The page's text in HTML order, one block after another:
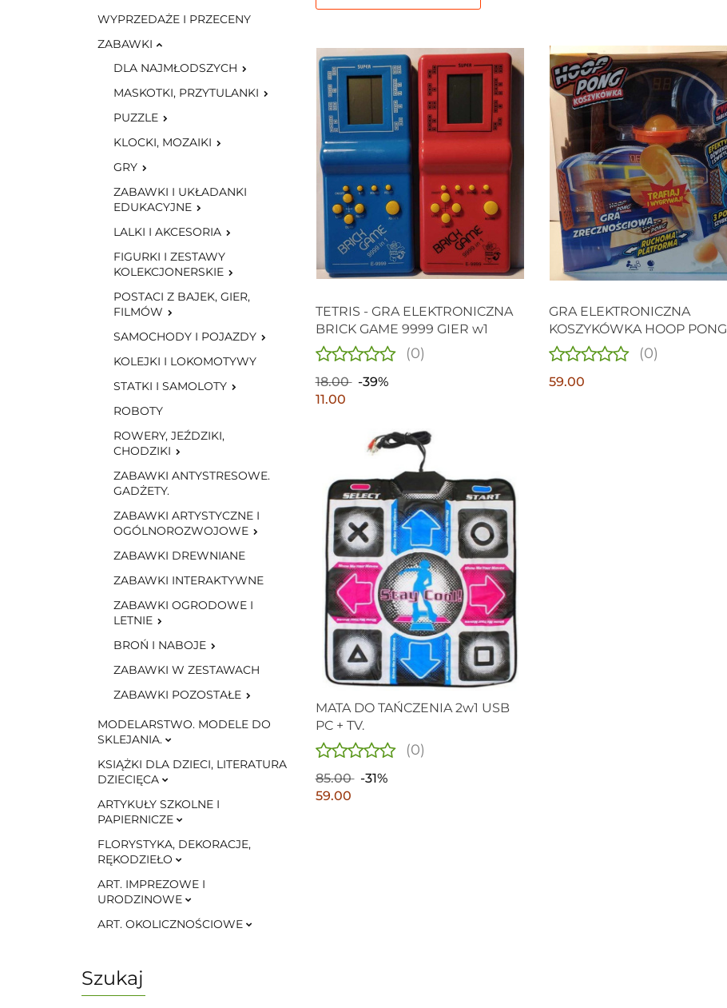
WYPRZEDAŻE I PRZECENY
ZABAWKI
DLA NAJMŁODSZYCH
MASKOTKI, PRZYTULANKI
PUZZLE
KLOCKI, MOZAIKI
GRY
ZABAWKI I UKŁADANKI
EDUKACYJNE
LALKI I AKCESORIA
FIGURKI I ZESTAWY
KOLEKCJONERSKIE
POSTACI Z BAJEK, GIER,
FILMÓW
SAMOCHODY I POJAZDY
KOLEJKI I LOKOMOTYWY
STATKI I SAMOLOTY
ROBOTY
ROWERY, JEŹDZIKI,
CHODZIKI
ZABAWKI ANTYSTRESOWE.
GADŻETY.
ZABAWKI ARTYSTYCZNE I
OGÓLNOROZWOJOWE
ZABAWKI DREWNIANE
ZABAWKI INTERAKTYWNE
ZABAWKI OGRODOWE I
LETNIE
BROŃ I NABOJE
ZABAWKI W ZESTAWACH
ZABAWKI POZOSTAŁE
MODELARSTWO. MODELE DO
SKLEJANIA.
KSIĄŻKI DLA DZIECI, LITERATURA
DZIECIĘCA
ARTYKUŁY SZKOLNE I
PAPIERNICZE
FLORYSTYKA, DEKORACJE,
RĘKODZIEŁO
ART. IMPREZOWE I
URODZINOWE
ART. OKOLICZNOŚCIOWE
Szukaj
TETRIS - GRA ELEKTRONICZNA
BRICK GAME 9999 GIER w1
(0)
18.00
-39%
11.00
GRA ELEKTRONICZNA
KOSZYKÓWKA HOOP PONG
(0)
59.00
MATA DO TAŃCZENIA 2w1 USB
PC + TV.
(0)
85.00
-31%
59.00